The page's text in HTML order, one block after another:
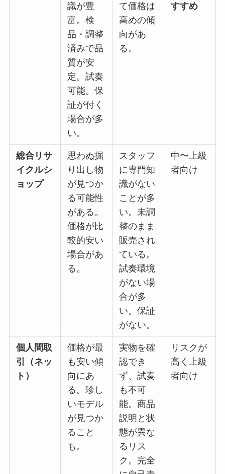
識が豊
富。検
品・調整
済みで品
質が安
定。試奏
可能。保
証が付く
場合が多
い。
て価格は
高めの傾
向があ
る。
すすめ
総合リサ
イクルシ
ョップ
思わぬ掘
り出し物
が見つか
る可能性
がある。
価格が比
較的安い
場合があ
る。
スタッフ
に専門知
識がない
ことが多
い。未調
整のまま
販売され
ている。
試奏環境
がない場
合が多
い。保証
がない。
中〜上級
者向け
個人間取
引（ネッ
ト）
価格が最
も安い傾
向にあ
る。珍し
いモデル
が見つか
ること
も。
実物を確
認でき
ず、試奏
も不可
能。商品
説明と状
態が異な
るリス
ク。完全
リスクが
高く上級
者向け